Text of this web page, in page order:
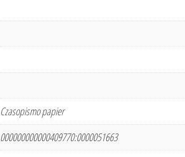
Czasopismo papier
000000000000409770:0000051663